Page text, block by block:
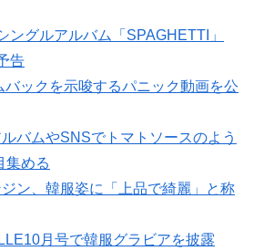
ングルアルバム「SPAGHETTI」
告
バックを示唆するパニック動画を公
バムやSNSでトマトソースのよう
める
ン、韓服姿に「上品で綺麗」と称
月号で韓服グラビアを披露